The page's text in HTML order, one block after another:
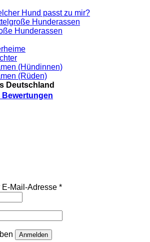
Hund passt zu mir?
Hunderassen
Hunderassen
(Hündinnen)
(Rüden)
Deutschland
Bewertungen
E-Mail-Adresse *Erforderlich
Anmelden